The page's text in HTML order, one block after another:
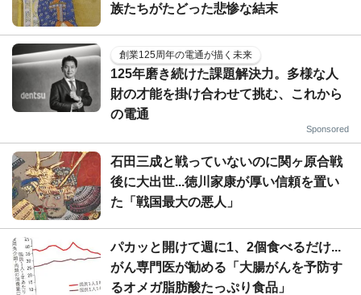
族たちがたどった悲惨な結末
創業125周年の電通が描く未来
125年磨き続けた課題解決力。多様な人
財の才能を掛け合わせて挑む、これから
の電通
Sponsored
石田三成と戦っていないのに関ヶ原合戦
後に大出世...徳川家康が厚い信頼を置い
た「戦国最大の悪人」
パカッと開けて週に1、2個食べるだけ...
がん専門医が勧める「大腸がんを予防す
るオメガ脂肪酸たっぷり食品」